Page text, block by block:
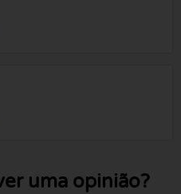
uma opinião?